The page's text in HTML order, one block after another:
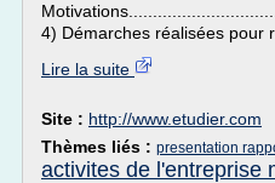
4) Démarches réalisées pour
Lire la suite
Site : http://www.etudier.com
Thèmes liés : presentation
activites de l'entreprise